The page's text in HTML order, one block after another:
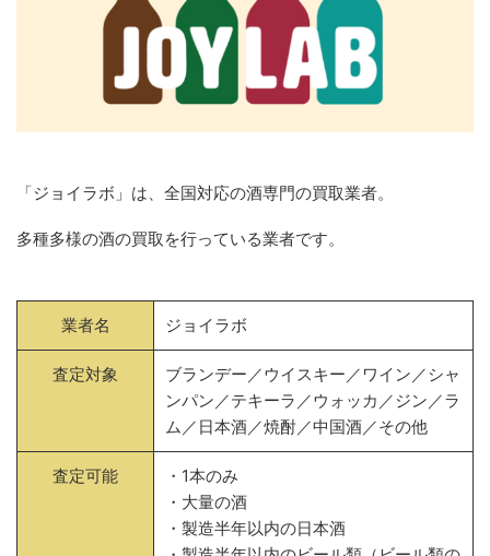
「ジョイラボ」は、全国対応の酒専門の買取業者。
多種多様の酒の買取を行っている業者です。
業者名 ジョイラボ
査定対象
ブランデー／ウイスキー／ワイン／シャ
ンパン／テキーラ／ウォッカ／ジン／ラ
ム／日本酒／焼酎／中国酒／その他
査定可能
・1本のみ
・大量の酒
・製造半年以内の日本酒